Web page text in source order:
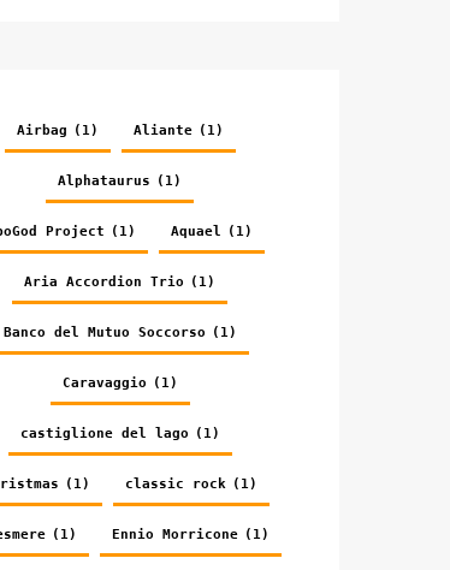
Airbag (1) Aliante (1)
Alphataurus (1)
Project (1) Aquael (1)
Aria Accordion Trio (1)
Banco del Mutuo Soccorso (1)
Caravaggio (1)
castiglione del lago (1)
(1) classic rock (1)
(1) Ennio Morricone (1)